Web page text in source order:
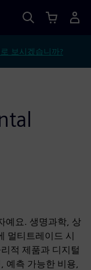
보시겠습니까?
예요. 생명과학, 상
멀티트레이드 시
적 제품과 디지털
예측 가능한 비용,